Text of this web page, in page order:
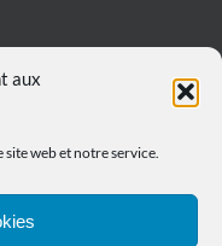
aux
web et notre service.